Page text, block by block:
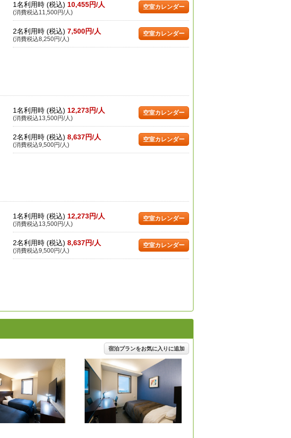
1名利用時 (税込) 10,455円/人
(消費税込11,500円/人)
空室カレンダー
2名利用時 (税込) 7,500円/人
(消費税込8,250円/人)
空室カレンダー
1名利用時 (税込) 12,273円/人
(消費税込13,500円/人)
空室カレンダー
2名利用時 (税込) 8,637円/人
(消費税込9,500円/人)
空室カレンダー
1名利用時 (税込) 12,273円/人
(消費税込13,500円/人)
空室カレンダー
2名利用時 (税込) 8,637円/人
(消費税込9,500円/人)
空室カレンダー
宿泊プランをお気に入りに追加